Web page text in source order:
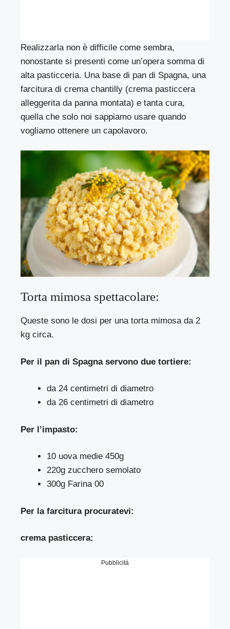
Realizzarla non è difficile come sembra,
nonostante si presenti come un’opera somma di
alta pasticceria. Una base di pan di Spagna, una
farcitura di crema chantilly (crema pasticcera
alleggerita da panna montata) e tanta cura,
quella che solo noi sappiamo usare quando
vogliamo ottenere un capolavoro.
Torta mimosa spettacolare:
Queste sono le dosi per una torta mimosa da 2
kg circa.
Per il pan di Spagna servono due tortiere:
da 24 centimetri di diametro
da 26 centimetri di diametro
Per l’impasto:
10 uova medie 450g
220g zucchero semolato
300g Farina 00
Per la farcitura procuratevi:
crema pasticcera:
Pubblicità